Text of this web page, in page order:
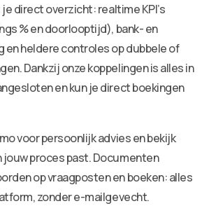
direct overzicht: realtime KPI’s
% en doorlooptijd), bank- en
en heldere controles op dubbele of
Dankzij onze koppelingen is alles in
en kun je direct boekingen
voor persoonlijk advies en bekijk
jouw proces past. Documenten
op vraagposten en boeken: alles
zonder e-mailgevecht.